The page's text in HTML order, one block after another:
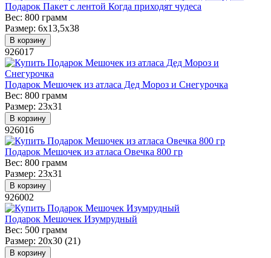
Подарок Пакет с лентой Когда приходят чудеса
Вес: 800 грамм
Размер: 6х13,5х38
В корзину
926017
Подарок Мешочек из атласа Дед Мороз и Снегурочка
Вес: 800 грамм
Размер: 23х31
В корзину
926016
Подарок Мешочек из атласа Овечка 800 гр
Вес: 800 грамм
Размер: 23х31
В корзину
926002
Подарок Мешочек Изумрудный
Вес: 500 грамм
Размер: 20х30 (21)
В корзину